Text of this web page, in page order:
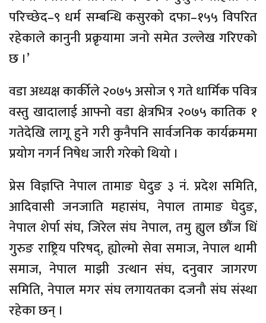
परिच्छेद–९ धर्म सम्बन्धि कसुरको दफा–१५५ विपरित
रहेकाले कानुनी प्रक्रृयामा जनो समेत उल्लेख गरिएको
छ ।’
वडा अध्यक्ष कार्कीले २०७५ असोज ९ गते धार्मिक पवित्र
वस्तु खादालाई आफ्नो वडा क्षेत्रभित्र २०७५ कातिक १
गतेदेखि लागू हुने गरी कुनैपनि सार्वजनिक कार्यक्रममा
प्रयोग नगर्न निषेध जारी गरेको थियो ।
प्रेस विज्ञप्ति नेपाल तामाङ घेदुङ ३ नं. प्रदेश समिति,
आदिवासी जनजाति महासंघ, नेपाल तामाङ घेदुङ,
नेपाल शेर्पा संघ, जिरेल संघ नेपाल, तमु ह्युल छौंज धिं
गुरुङ राष्ट्रिय परिषद्, ह्योल्मो सेवा समाज, नेपाल थामी
समाज, नेपाल माझी उत्थान संघ, दनुवार जागरण
समिति, नेपाल मगर संघ लगायतका दजनौ संघ संस्था
रहेका छन् ।